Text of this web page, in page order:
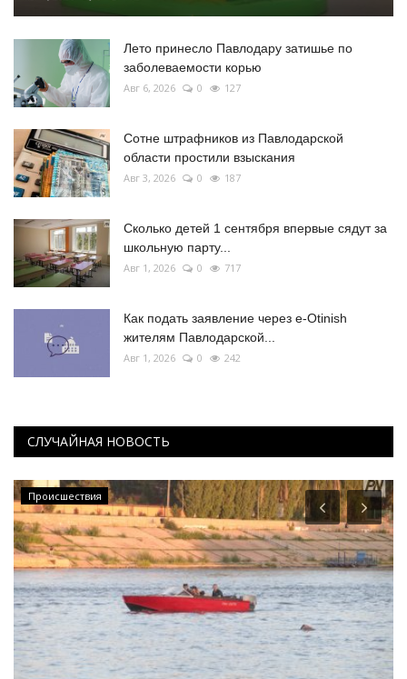
Лето принесло Павлодару затишье по
заболеваемости корью
Авг 6, 2026 0 127
Сотне штрафников из Павлодарской
области простили взыскания
Авг 3, 2026 0 187
Сколько детей 1 сентября впервые сядут за
школьную парту...
Авг 1, 2026 0 717
Как подать заявление через e-Otinish
жителям Павлодарской...
Авг 1, 2026 0 242
СЛУЧАЙНАЯ НОВОСТЬ
Происшествия